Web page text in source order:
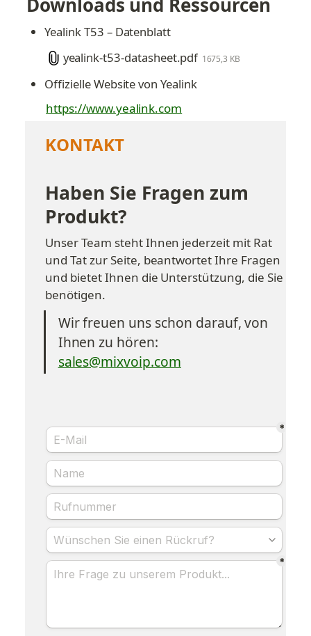
Yealink T53 – Datenblatt
yealink-t53-datasheet.pdf 1675,3 KB
Offizielle Website von Yealink
https://www.yealink.com
KONTAKT
Haben Sie Fragen zum
Produkt?
Unser Team steht Ihnen jederzeit mit Rat
und Tat zur Seite, beantwortet Ihre Fragen
und bietet Ihnen die Unterstützung, die Sie
benötigen.
Wir freuen uns schon darauf, von
Ihnen zu hören:
sales@mixvoip.com